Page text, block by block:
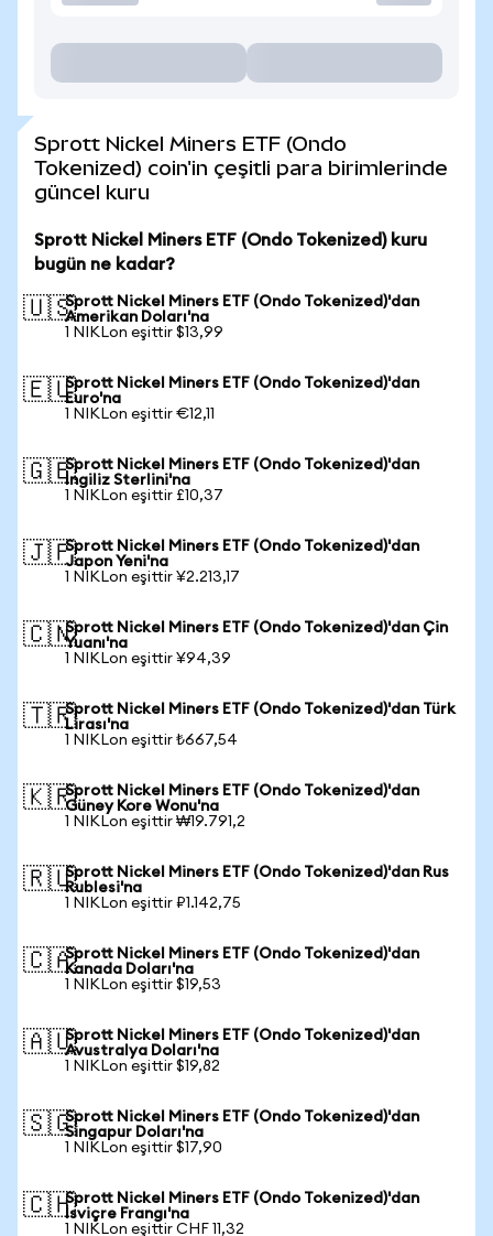
Sprott Nickel Miners ETF (Ondo
Tokenized) coin'in çeşitli para birimlerinde
güncel kuru
Sprott Nickel Miners ETF (Ondo Tokenized) kuru
bugün ne kadar?
🇺🇸Sprott Nickel Miners ETF (Ondo Tokenized)'dan
Amerikan Doları'na
1 NIKLon eşittir $13,99
🇪🇺Sprott Nickel Miners ETF (Ondo Tokenized)'dan
Euro'na
1 NIKLon eşittir €12,11
🇬🇧Sprott Nickel Miners ETF (Ondo Tokenized)'dan
İngiliz Sterlini'na
1 NIKLon eşittir £10,37
🇯🇵Sprott Nickel Miners ETF (Ondo Tokenized)'dan
Japon Yeni'na
1 NIKLon eşittir ¥2.213,17
🇨🇳Sprott Nickel Miners ETF (Ondo Tokenized)'dan Çin
Yuanı'na
1 NIKLon eşittir ¥94,39
🇹🇷Sprott Nickel Miners ETF (Ondo Tokenized)'dan Türk
Lirası'na
1 NIKLon eşittir ₺667,54
🇰🇷Sprott Nickel Miners ETF (Ondo Tokenized)'dan
Güney Kore Wonu'na
1 NIKLon eşittir ₩19.791,2
🇷🇺Sprott Nickel Miners ETF (Ondo Tokenized)'dan Rus
Rublesi'na
1 NIKLon eşittir ₽1.142,75
🇨🇦Sprott Nickel Miners ETF (Ondo Tokenized)'dan
Kanada Doları'na
1 NIKLon eşittir $19,53
🇦🇺Sprott Nickel Miners ETF (Ondo Tokenized)'dan
Avustralya Doları'na
1 NIKLon eşittir $19,82
🇸🇬Sprott Nickel Miners ETF (Ondo Tokenized)'dan
Singapur Doları'na
1 NIKLon eşittir $17,90
🇨🇭Sprott Nickel Miners ETF (Ondo Tokenized)'dan
İsviçre Frangı'na
1 NIKLon eşittir CHF 11,32